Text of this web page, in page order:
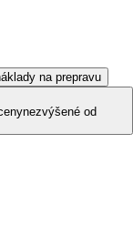
na prepravu
nezvýšené od